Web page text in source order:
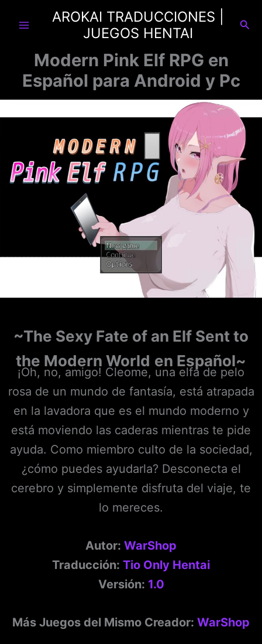
AROKAI TRADUCCIONES |
JUEGOS HENTAI
Modern Pink Elf RPG en
Español para Android y Pc
~The Sexy Fate of an Elf Sent to
the Modern World en Español~
¡Oh, no, amigo! Cleome, una elfa de pelo
rosa de un mundo de fantasía, está atrapada
en la lavadora que es el mundo moderno y
está moviendo las caderas mientras te pide
ayuda. Como miembro culto de la sociedad,
¿cómo puedes ayudarla? Desconecta el
cerebro y simplemente disfruta del viaje, te
lo mereces.
Autor: WarShop
Traducción: Tio Only Hentai
Versión: 1.0
Más Juegos del Mismo Creador: WarShop